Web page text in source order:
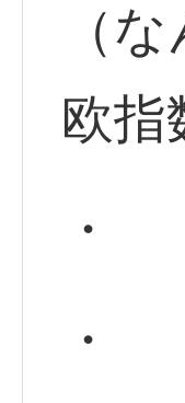
（
欧指
・
・